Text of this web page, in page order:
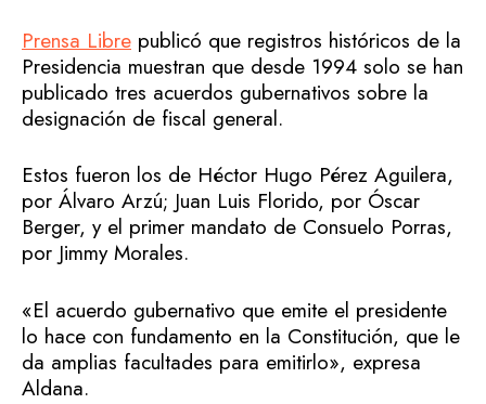
Prensa Libre publicó que registros históricos de la
Presidencia muestran que desde 1994 solo se han
publicado tres acuerdos gubernativos sobre la
designación de fiscal general.
Estos fueron los de Héctor Hugo Pérez Aguilera,
por Álvaro Arzú; Juan Luis Florido, por Óscar
Berger, y el primer mandato de Consuelo Porras,
por Jimmy Morales.
«El acuerdo gubernativo que emite el presidente
lo hace con fundamento en la Constitución, que le
da amplias facultades para emitirlo», expresa
Aldana.